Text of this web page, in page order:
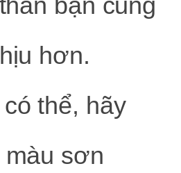
hơn.
thể, hãy
màu sơn